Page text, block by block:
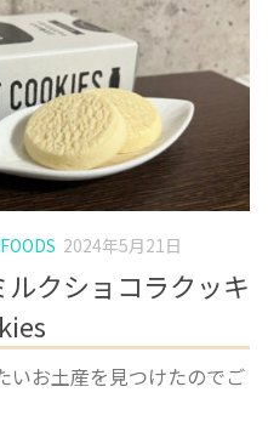
2024年5月21日
ルクショコラクッキ
いお土産を見つけたのでご